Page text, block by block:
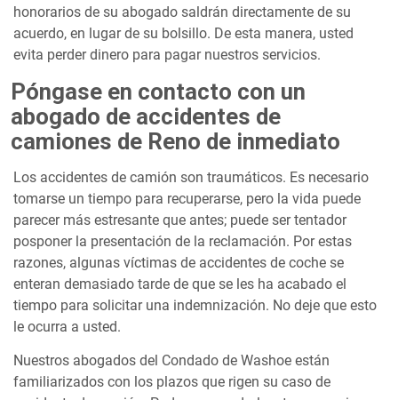
honorarios de su abogado saldrán directamente de su
acuerdo, en lugar de su bolsillo. De esta manera, usted
evita perder dinero para pagar nuestros servicios.
Póngase en contacto con un
abogado de accidentes de
camiones de Reno de inmediato
Los accidentes de camión son traumáticos. Es necesario
tomarse un tiempo para recuperarse, pero la vida puede
parecer más estresante que antes; puede ser tentador
posponer la presentación de la reclamación. Por estas
razones, algunas víctimas de accidentes de coche se
enteran demasiado tarde de que se les ha acabado el
tiempo para solicitar una indemnización. No deje que esto
le ocurra a usted.
Nuestros abogados del Condado de Washoe están
familiarizados con los plazos que rigen su caso de